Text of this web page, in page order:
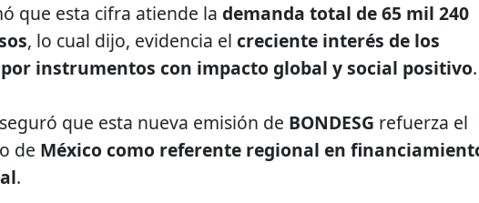
que esta cifra atiende la demanda total de 65 mil 240
, lo cual dijo, evidencia el creciente interés de los
instrumentos con impacto global y social positivo.
que esta nueva emisión de BONDESG refuerza el
de México como referente regional en
.